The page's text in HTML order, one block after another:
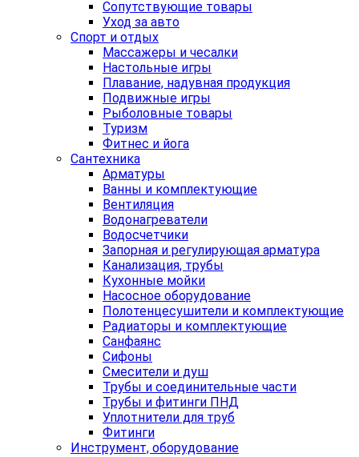
Сопутствующие товары
Уход за авто
Спорт и отдых
Массажеры и чесалки
Настольные игры
Плавание, надувная продукция
Подвижные игры
Рыболовные товары
Туризм
Фитнес и йога
Сантехника
Арматуры
Ванны и комплектующие
Вентиляция
Водонагреватели
Водосчетчики
Запорная и регулирующая арматура
Канализация, трубы
Кухонные мойки
Насосное оборудование
Полотенцесушители и комплектующие
Радиаторы и комплектующие
Санфаянс
Сифоны
Смесители и душ
Трубы и соединительные части
Трубы и фитинги ПНД
Уплотнители для труб
Фитинги
Инструмент, оборудование